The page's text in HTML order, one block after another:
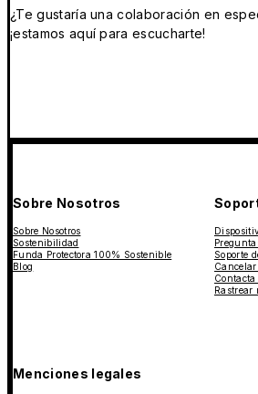
¿Te gustaría una colaboración en
¡estamos aquí para escucharte!
Sobre Nosotros
Sobre Nosotros
Sostenibilidad
Funda Protectora 100% Sostenible
Blog
Soporte
Contacta
Rastrear
Menciones legales